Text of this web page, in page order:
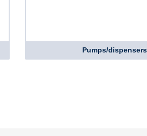
Pumps/dispensers